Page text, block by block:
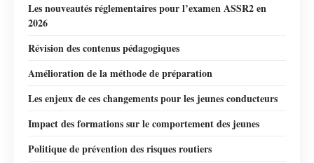
Les nouveautés réglementaires pour l’examen ASSR2 en
2026
Révision des contenus pédagogiques
Amélioration de la méthode de préparation
Les enjeux de ces changements pour les jeunes conducteurs
Impact des formations sur le comportement des jeunes
Politique de prévention des risques routiers